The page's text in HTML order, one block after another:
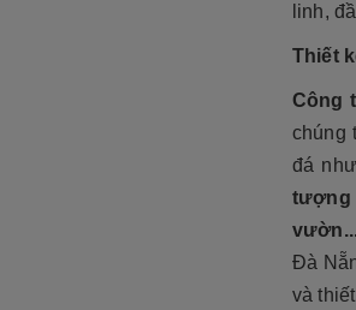
linh,
Thiết
Công
chúng
đá
tượng
Đà
và